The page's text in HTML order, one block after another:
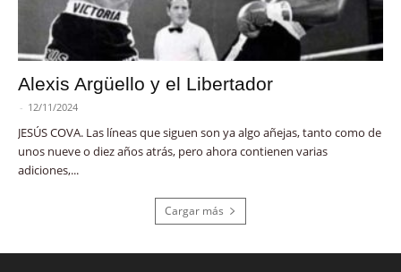
Alexis Argüello y el Libertador
- 12/11/2024
JESÚS COVA. Las líneas que siguen son ya algo añejas, tanto como de
unos nueve o diez años atrás, pero ahora contienen varias
adiciones,...
Cargar más